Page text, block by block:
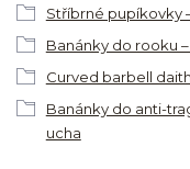
Stříbrné pupíkovky
Banánky do rooku
Curved barbell daith
Banánky do anti-
ucha